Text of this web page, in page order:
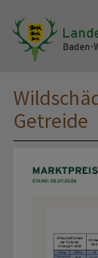
Shop
Kontakt
Anmelden
Getreide